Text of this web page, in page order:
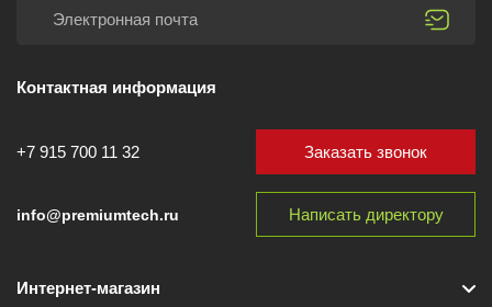
Контактная информация
+7 915 700 11 32
info@premiumtech.ru
Заказать звонок
Написать директору
Интернет-магазин